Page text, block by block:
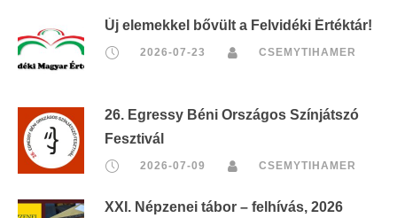
Új elemekkel bővült a Felvidéki Értéktár!
2026-07-23 CSEMYTIHAMER
26. Egressy Béni Országos Színjátszó
Fesztivál
2026-07-09 CSEMYTIHAMER
XXI. Népzenei tábor – felhívás, 2026